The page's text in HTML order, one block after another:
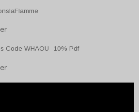
Code WHAOU- 10% Pdf